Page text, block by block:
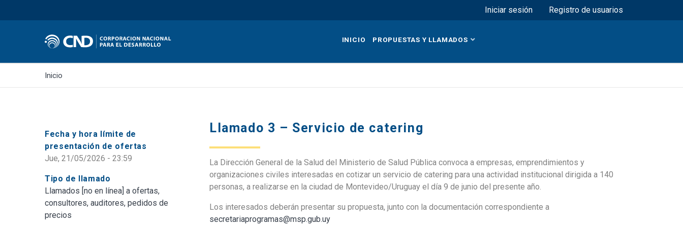
al
principal
Menú superior
Iniciar sesión Registro de usuarios
INICIO PROPUESTAS Y LLAMADOS
Inicio
Fecha y hora límite de
presentación de ofertas
Jue, 21/05/2026 - 23:59
Tipo de llamado
Llamados [no en línea] a ofertas,
consultores, auditores, pedidos de
precios
Llamado 3 – Servicio de catering
La Dirección General de la Salud del Ministerio de Salud Pública convoca a empresas, emprendimientos y
organizaciones civiles interesadas en cotizar un servicio de catering para una actividad institucional dirigida a 140
personas, a realizarse en la ciudad de Montevideo/Uruguay el día 9 de junio del presente año.
Los interesados deberán presentar su propuesta, junto con la documentación correspondiente a
secretariaprogramas@msp.gub.uy